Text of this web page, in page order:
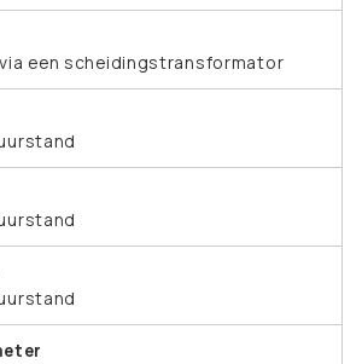
via een scheidingstransformator